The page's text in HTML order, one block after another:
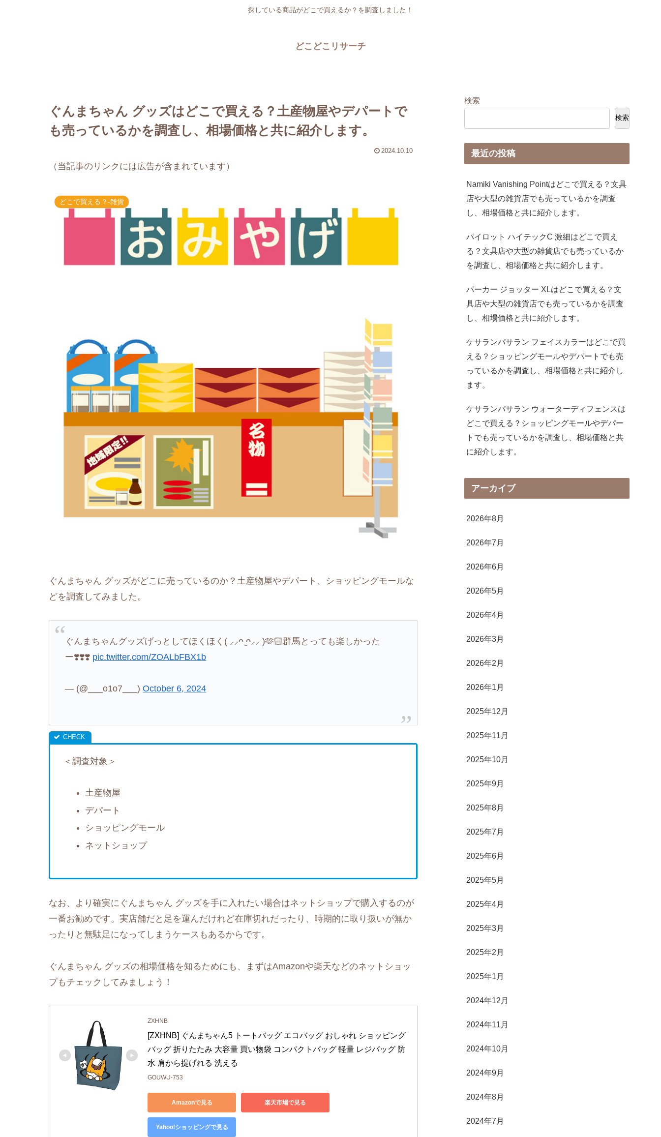
探している商品がどこで買えるか？を調査しました！
どこどこリサーチ
ぐんまちゃん グッズはどこで買える？土産物屋やデパートで
も売っているかを調査し、相場価格と共に紹介します。
2024.10.10
（当記事のリンクには広告が含まれています）
どこで買える？-雑貨
ぐんまちゃん グッズがどこに売っているのか？土産物屋やデパート、ショッピングモールな
どを調査してみました。
ぐんまちゃんグッズげっとしてほくほく( ⸝⸝ᴖ ̫ᴖ⸝⸝ )🫶🏻群馬とっても楽しかった
ー❣️❣️❣️ pic.twitter.com/ZOALbFBX1b
— (@___o1o7___)October 6, 2024
＜調査対象＞
土産物屋
デパート
ショッピングモール
ネットショップ
なお、より確実にぐんまちゃん グッズを手に入れたい場合はネットショップで購入するのが
一番お勧めです。実店舗だと足を運んだけれど在庫切れだったり、時期的に取り扱いが無か
ったりと無駄足になってしまうケースもあるからです。
ぐんまちゃん グッズの相場価格を知るためにも、まずはAmazonや楽天などのネットショッ
プもチェックしてみましょう！
ZXHNB
[ZXHNB] ぐんまちゃん5 トートバッグ エコバッグ おしゃれ ショッピング
バッグ 折りたたみ 大容量 買い物袋 コンパクトバッグ 軽量 レジバッグ 防
水 肩から提げれる 洗える
GOUWU-753
Amazonで見る 楽天市場で見る
Yahoo!ショッピングで見る
検索
検索
最近の投稿
Namiki Vanishing Pointはどこで買える？文具
店や大型の雑貨店でも売っているかを調査
し、相場価格と共に紹介します。
パイロット ハイテックC 激細はどこで買え
る？文具店や大型の雑貨店でも売っているか
を調査し、相場価格と共に紹介します。
パーカー ジョッター XLはどこで買える？文
具店や大型の雑貨店でも売っているかを調査
し、相場価格と共に紹介します。
ケサランパサラン フェイスカラーはどこで買
える？ショッピングモールやデパートでも売
っているかを調査し、相場価格と共に紹介し
ます。
ケサランパサラン ウォーターディフェンスは
どこで買える？ショッピングモールやデパー
トでも売っているかを調査し、相場価格と共
に紹介します。
アーカイブ
2026年8月
2026年7月
2026年6月
2026年5月
2026年4月
2026年3月
2026年2月
2026年1月
2025年12月
2025年11月
2025年10月
2025年9月
2025年8月
2025年7月
2025年6月
2025年5月
2025年4月
2025年3月
2025年2月
2025年1月
2024年12月
2024年11月
2024年10月
2024年9月
2024年8月
2024年7月